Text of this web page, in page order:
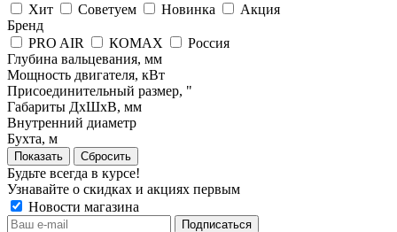
Хит
Советуем Новинка
Акция
Бренд
PRO AIR
КОМАХ
Россия
Глубина вальцевания, мм
Мощность двигателя, кВт
Присоединительный размер, "
Габариты ДхШхВ, мм
Внутренний диаметр
Бухта, м
Сбросить
Будьте всегда в курсе!
Узнавайте о скидках и акциях первым
Новости магазина